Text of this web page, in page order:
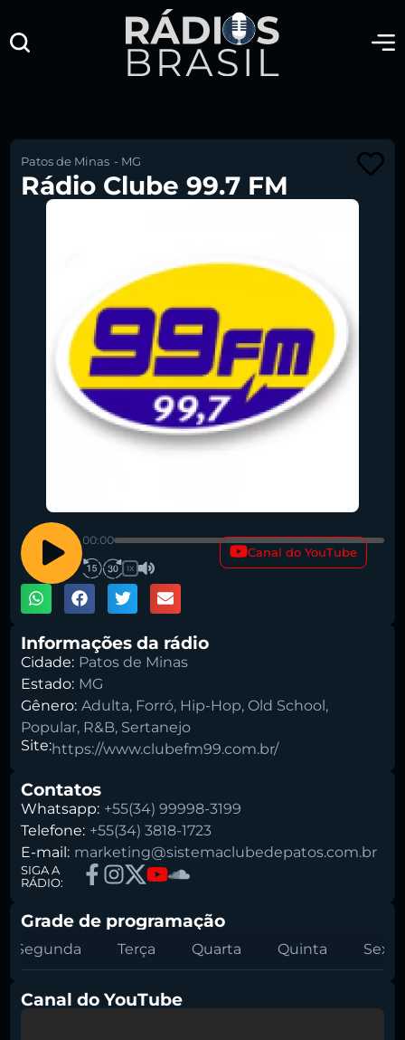
Patos de Minas - MG
Rádio Clube 99.7 FM
00:00
1X
Canal do YouTube
Informações da rádio
Cidade: Patos de Minas
Estado: MG
Gênero: Adulta, Forró, Hip-Hop, Old School ,
Popular, R&B, Sertanejo
Site:https://www.clubefm99.com.br/
Contatos
Whatsapp: +55(34) 99998-3199
Telefone: +55(34) 3818-1723
E-mail: marketing@sistemaclubedepatos.com.br
SIGA A
RÁDIO:
Grade de programação
Segunda Terça Quarta Quinta Sexta
Canal do YouTube